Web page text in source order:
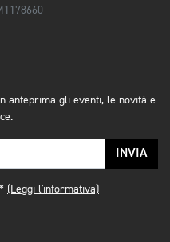
anteprima gli eventi, le novità e
INVIA
(Leggi l'informativa)